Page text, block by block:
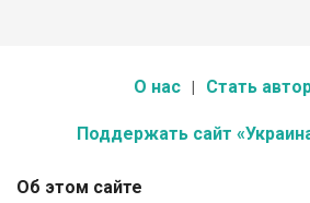
О нас Стать
Поддержать сайт
Об этом сайте